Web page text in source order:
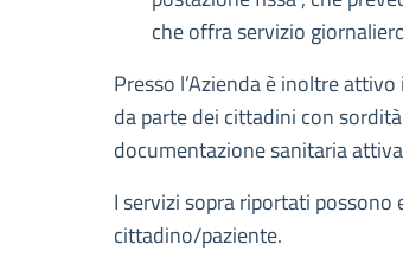
che offra servizio
Presso l’Azienda è inoltre
da parte dei cittadini con
documentazione sanitaria
I servizi sopra riportati
cittadino/paziente.